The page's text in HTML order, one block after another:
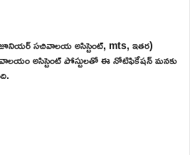
సచివాలయ అసిస్టెంట్, mts, ఇతర)
అసిస్టెంట్ పోస్టులతో ఈ నోటిఫికేషన్ మనకు